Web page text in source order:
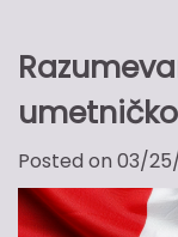
Posted on 03/